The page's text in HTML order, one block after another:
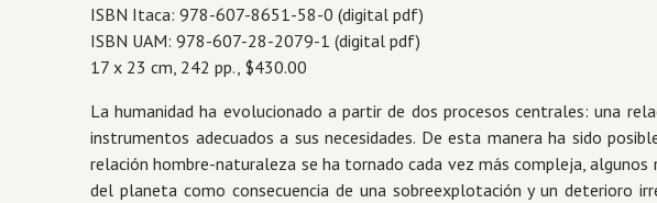
ISBN Itaca: 978-607-8651-58-0 (digital pdf)
ISBN UAM: 978-607-28-2079-1 (digital pdf)
17 x 23 cm, 242 pp., $430.00
La humanidad ha evolucionado a partir de dos procesos centrales: una
instrumentos adecuados a sus necesidades. De esta manera ha sido
relación hombre-naturaleza se ha tornado cada vez más compleja,
del planeta como consecuencia de una sobreexplotación y un deterioro